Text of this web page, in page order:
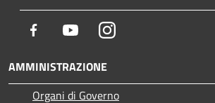
Facebook YoutubeInstagram
AMMINISTRAZIONE
Organi di Governo